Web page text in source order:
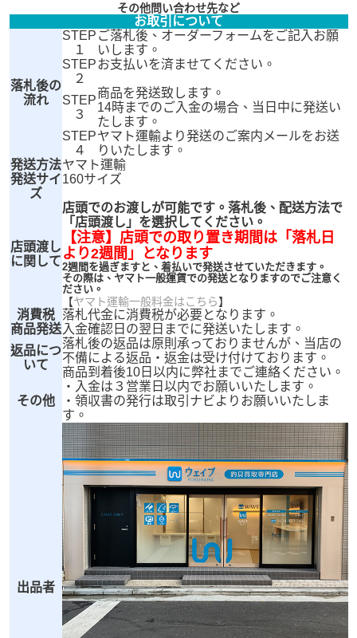
その他問い合わせ先など
お取引について
落札後の
流れ
STEP
１
ご落札後、オーダーフォームをご記入お願
いします。
STEP
２
お支払いを済ませてください。
STEP
３
商品を発送致します。
14時までのご入金の場合、当日中に発送い
たします。
STEP
４
ヤマト運輸より発送のご案内メールをお送
りいたします。
発送方法ヤマト運輸
発送サイ
ズ
160サイズ
店頭渡し
に関して
店頭でのお渡しが可能です。落札後、配送方法で
「店頭渡し」を選択してください。
【注意】店頭での取り置き期間は「落札日
より2週間」となります
2週間を過ぎますと、着払いで発送させていただきます。
その際は、ヤマト一般運賃での発送となりますのでご注意く
ださい。
【ヤマト運輸一般料金はこちら】
消費税
落札代金に消費税が必要となります。
商品発送 入金確認日の翌日までに発送いたします。
返品につ
いて
落札後の返品は原則承っておりませんが、当店の
不備による返品・返金は受け付けております。
商品到着後10日以内に弊社までご連絡ください。
その他
・入金は３営業日以内でお願いいたします。
・領収書の発行は取引ナビよりお願いいたしま
す。
出品者